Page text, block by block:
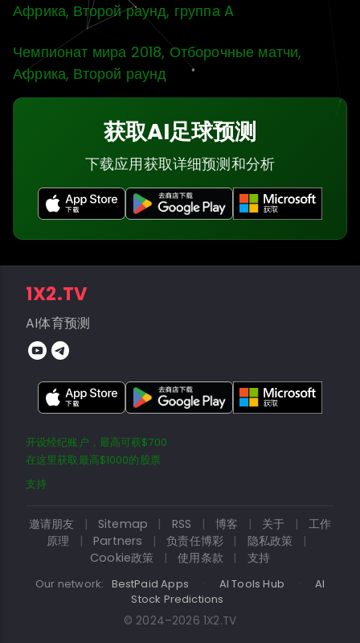
Африка, Второй раунд, группа A
Чемпионат мира 2018, Отборочные матчи,
Африка, Второй раунд
获取AI足球预测
下载应用获取详细预测和分析
1X2.TV
AI体育预测
开设经纪账户，最高可获$700
在这里获取最高$1000的股票
支持
邀请朋友 | Sitemap | RSS | 博客 | 关于 |
工作
原理
| Partners | 负责任博彩 | 隐私政策
|
Cookie政策
| 使用条款 | 支持
Our network: BestPaid Apps · AI Tools Hub ·
AI
Stock Predictions
© 2024–2026 1X2.TV